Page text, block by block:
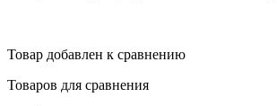
Товар добавлен к сравнению
Товаров для сравнения